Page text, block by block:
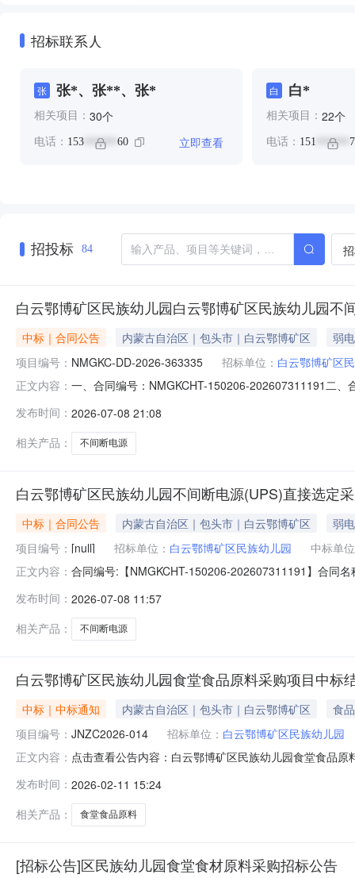
招标联系人
张 张*、张**、张*
相关项目： 30个
电话： 153 ****** 60 立即查看
白 白*
相关项目： 22个
电话： 151 ******
招投标 84
白云鄂博矿区民族幼儿园白云鄂博矿区民族幼儿园
中标｜合同公告 内蒙古自治区｜包头市｜白云鄂博矿区
弱
项目编号： NMGKC-DD-2026-363335 招标单位： 白云鄂博矿区
正文内容： 一、合同编号：NMGKCHT-150206-202607311191二
15149340070供应商(乙方)：包头市意达科技贸易有限
发布时间： 2026-07-08 21:08
相关产品：
不间断电源
白云鄂博矿区民族幼儿园不间断电源(UPS)直接选定
中标｜合同公告 内蒙古自治区｜包头市｜白云鄂博矿区
弱
项目编号： [null] 招标单位： 白云鄂博矿区民族幼儿园
中标单
正文内容： 合同编号:【NMGKCHT-150206-202607311191】合同
系人：卢雪君合同主要信息1、主要标的信息：主要标的
发布时间： 2026-07-08 11:57
相关产品：
不间断电源
白云鄂博矿区民族幼儿园食堂食品原料采购项目中标
中标｜中标通知 内蒙古自治区｜包头市｜白云鄂博矿区
食
项目编号： JNZC2026-014 招标单位： 白云鄂博矿区民族幼儿园
正文内容： 点击查看公告内容：白云鄂博矿区民族幼儿园食堂食品原
发布时间： 2026-02-11 15:24
相关产品：
食堂食品原料
[招标公告]区民族幼儿园食堂食材原料采购招标公告